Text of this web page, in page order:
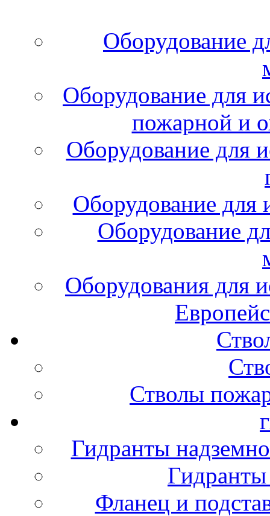
Оборудование
Оборудование для
пожарной и
Оборудование для
Оборудование для
Оборудование
Оборудования для
Стволы
Гидранты
Фланец и